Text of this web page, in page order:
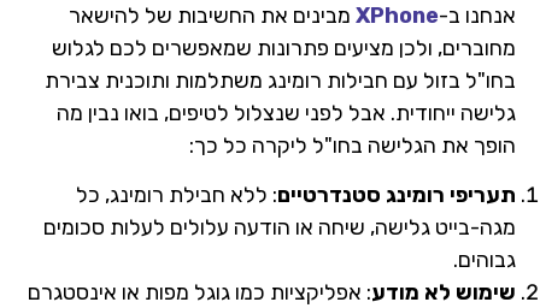
אנחנו ב-XPhone מבינים את החשיבות של להישאר
מחוברים, ולכן מציעים פתרונות שמאפשרים לכם לגלוש
בחו"ל בזול עם חבילות רומינג משתלמות ותוכנית צבירת
גלישה ייחודית. אבל לפני שנצלול לטיפים, בואו נבין מה
הופך את הגלישה בחו"ל ליקרה כל כך:
תעריפי רומינג סטנדרטיים: ללא חבילת רומינג, כל
מגה-בייט גלישה, שיחה או הודעה עלולים לעלות סכומים
גבוהים.
שימוש לא מודע: אפליקציות כמו גוגל מפות או אינסטגרם